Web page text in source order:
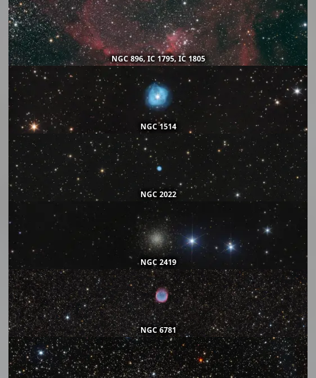
NGC 896, IC 1795, IC 1805
NGC 1514
NGC 2022
NGC 2419
NGC 6781